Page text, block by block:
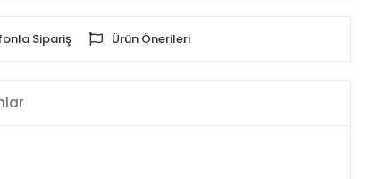
Sipariş Ürün Önerileri